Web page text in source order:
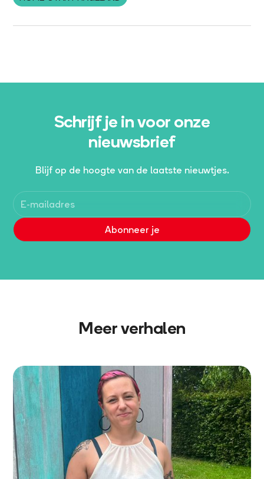
Schrijf je in voor onze
nieuwsbrief
Blijf op de hoogte van de laatste nieuwtjes.
Meer verhalen